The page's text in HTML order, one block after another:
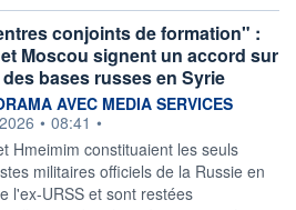
conjoints de formation" :
Moscou signent un accord sur
bases russes en Syrie
fournie par
AVEC MEDIA SERVICES
• 08:41 •
Hmeimim constituaient les seuls
militaires officiels de la Russie en
l'ex-URSS et sont restées